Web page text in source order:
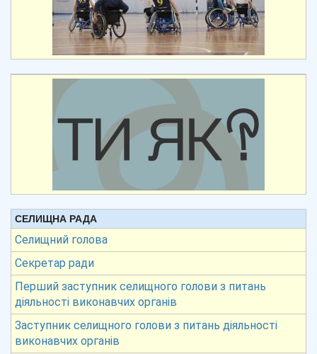
СЕЛИЩНА РАДА
Селищний голова
Секретар ради
Перший заступник селищного голови з питань
діяльності виконавчих органів
Заступник селищного голови з питань діяльності
виконавчих органів